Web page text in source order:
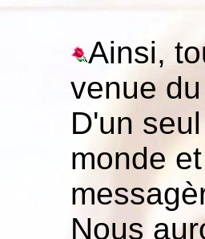
Ainsi,
venue
D'un
monde
Nous